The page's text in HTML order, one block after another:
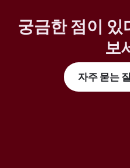
궁금한 점이 있
보
자주 묻는